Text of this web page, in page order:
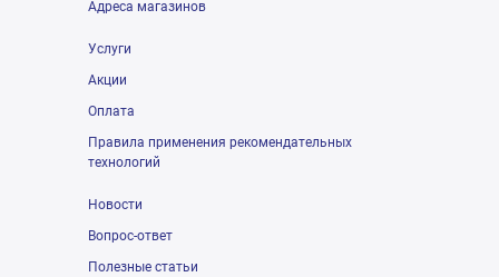
Адреса магазинов
Услуги
Акции
Оплата
Правила применения рекомендательных
технологий
Новости
Вопрос-ответ
Полезные статьи